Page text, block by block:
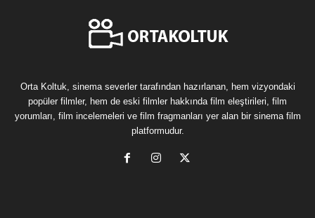
Orta Koltuk, sinema severler tarafından hazırlanan, hem vizyondaki
popüler filmler, hem de eski filmler hakkında film eleştirileri, film
yorumları, film incelemeleri ve film fragmanları yer alan bir sinema film
platformudur.